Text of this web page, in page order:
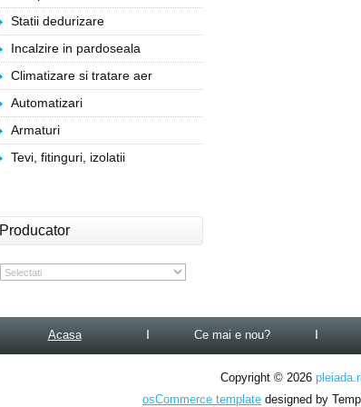
Statii dedurizare
Incalzire in pardoseala
Climatizare si tratare aer
Automatizari
Armaturi
Tevi, fitinguri, izolatii
Producator
Acasa Ce mai e nou?
Copyright © 2026
osCommerce template designed by